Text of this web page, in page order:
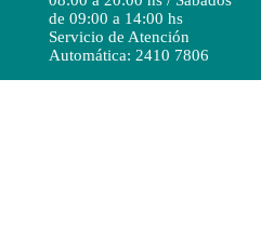
de 09:00 a 14:00 hs
Servicio de Atención
Automática: 2410 7806